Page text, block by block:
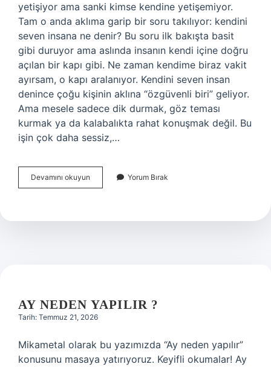
yetişiyor ama sanki kimse kendine yetişemiyor.
Tam o anda aklıma garip bir soru takılıyor: kendini
seven insana ne denir? Bu soru ilk bakışta basit
gibi duruyor ama aslında insanın kendi içine doğru
açılan bir kapı gibi. Ne zaman kendime biraz vakit
ayırsam, o kapı aralanıyor. Kendini seven insan
denince çoğu kişinin aklına “özgüvenli biri” geliyor.
Ama mesele sadece dik durmak, göz teması
kurmak ya da kalabalıkta rahat konuşmak değil. Bu
işin çok daha sessiz,…
Devamını okuyun
seven
denir
Yorum Bırak
AY NEDEN YAPILIR ?
Tarih: Temmuz 21, 2026
Mikametal olarak bu yazımızda “Ay neden yapılır”
konusunu masaya yatırıyoruz. Keyifli okumalar! Ay